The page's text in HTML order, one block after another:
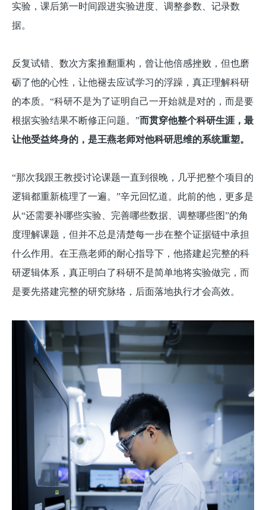
实验，课后第一时间跟进实验进度、调整参数、记录数
据。
反复试错、数次方案推翻重构，曾让他倍感挫败，但也磨
砺了他的心性，让他褪去应试学习的浮躁，真正理解科研
的本质。“科研不是为了证明自己一开始就是对的，而是要
根据实验结果不断修正问题。”而贯穿他整个科研生涯，最
让他受益终身的，是王燕老师对他科研思维的系统重塑。
“那次我跟王教授讨论课题一直到很晚，几乎把整个项目的
逻辑都重新梳理了一遍。”辛元回忆道。此前的他，更多是
从“还需要补哪些实验、完善哪些数据、调整哪些图”的角
度理解课题，但并不总是清楚每一步在整个证据链中承担
什么作用。在王燕老师的耐心指导下，他搭建起完整的科
研逻辑体系，真正明白了科研不是简单地将实验做完，而
是要先搭建完整的研究脉络，后面落地执行才会高效。